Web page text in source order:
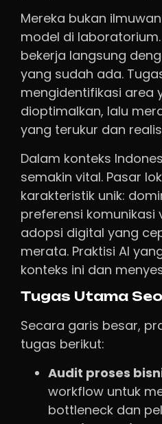
Mereka bukan
model di
bekerja langsung
yang sudah ada.
mengidentifikasi area
dioptimalkan, lalu
yang terukur dan
Dalam konteks
semakin vital. Pasar
karakteristik unik:
preferensi komunikasi
adopsi digital yang
merata. Praktisi AI
konteks ini dan
Tugas Utama
Secara garis besar,
tugas berikut:
Audit proses
workflow untuk
bottleneck dan